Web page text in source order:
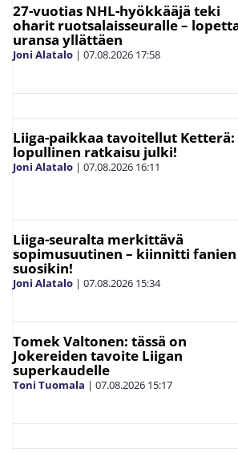
27-vuotias NHL-hyökkääjä teki
oharit ruotsalaisseuralle –
uransa yllättäen
Joni Alatalo | 07.08.2026 17:58
Liiga-paikkaa tavoitellut Ketterä:
lopullinen ratkaisu julki!
Joni Alatalo | 07.08.2026 16:11
Liiga-seuralta merkittävä
sopimusuutinen – kiinnitti fanien
suosikin!
Joni Alatalo | 07.08.2026 15:34
Tomek Valtonen: tässä on
Jokereiden tavoite Liigan
superkaudelle
Toni Tuomala | 07.08.2026 15:17